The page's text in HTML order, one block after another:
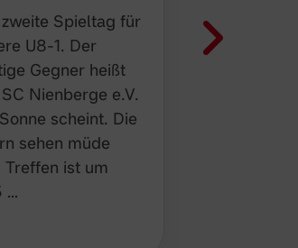
Spieltag für
U8-1. Der
Gegner heißt
Nienberge e.V.
scheint. Die
sehen müde
Treffen ist um
…